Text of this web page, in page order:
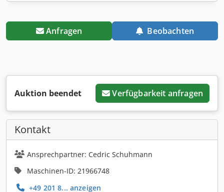
Anfragen Beobachten
Auktion beendet Verfügbarkeit anfragen
Kontakt
Ansprechpartner: Cedric Schuhmann
Maschinen-ID: 21966748
+49 201 8... anzeigen